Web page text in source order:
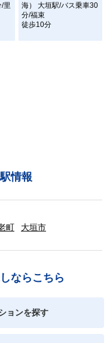
/里
海） 大垣駅/バス乗車30
分/福束
徒歩10分
情報
町 大垣市
ならこちら
ョンを探す